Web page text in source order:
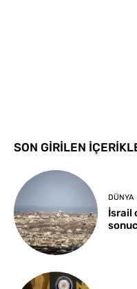
SON GİRİLEN
DÜNYA
İsrail